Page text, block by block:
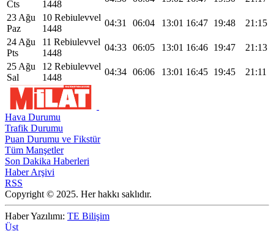
Cts
1448
23 Ağu
Paz
10 Rebiulevvel
1448
04:31 06:04 13:01 16:47 19:48
21:15
24 Ağu
Pts
11 Rebiulevvel
1448
04:33 06:05 13:01 16:46 19:47
21:13
25 Ağu
Sal
12 Rebiulevvel
1448
04:34 06:06 13:01 16:45 19:45 21:11
Hava Durumu
Trafik Durumu
Puan Durumu ve Fikstür
Tüm Manşetler
Son Dakika Haberleri
Haber Arşivi
RSS
Copyright © 2025. Her hakkı saklıdır.
Haber Yazılımı: TE Bilişim
Üst